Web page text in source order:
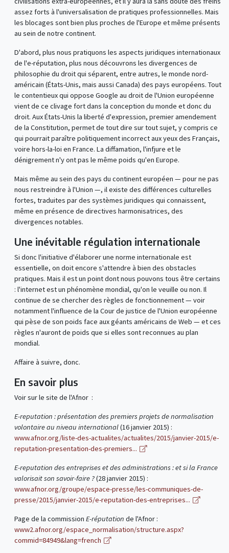
assez forts à l'universalisation de pratiques professionnelles. Mais
les blocages sont bien plus proches de l'Europe et même présents
au sein de notre continent.
D'abord, plus nous pratiquons les aspects juridiques internationaux
de l'e-réputation, plus nous découvrons les divergences de
philosophie du droit qui séparent, entre autres, le monde nord-
américain (États-Unis, mais aussi Canada) des pays européens. Tout
le contentieux qui oppose Google au droit de l'Union européenne
vient de ce clivage fort dans la conception du monde et donc du
droit. Aux États-Unis la liberté d'expression, premier amendement
de la Constitution, permet de tout dire sur tout sujet, y compris ce
qui pourrait paraître politiquement incorrect aux yeux des Français,
voire hors-la-loi en France. La diffamation, l'infjure et le
dénigrement n'y ont pas le même poids qu'en Europe.
Mais même au sein des pays du continent européen — pour ne pas
nous restreindre à l'Union —, il existe des différences culturelles
fortes, traduites par des systèmes juridiques qui connaissent,
même en présence de directives harmonisatrices, des
divergences notables.
Une inévitable régulation internationale
Si donc l'initiative d'élaborer une norme internationale est
essentielle, on doit encore s'attendre à bien des obstacles
pratiques. Mais il est un point dont nous pouvons tous être certains
: l'internet est un phénomène mondial, qu'on le veuille ou non. Il
continue de se chercher des règles de fonctionnement — voir
notamment l'influence de la Cour de justice de l'Union européenne
qui pèse de son poids face aux géants américains de Web — et ces
règles n'auront de poids que si elles sont reconnues au plan
mondial.
Affaire à suivre, donc.
En savoir plus
Voir sur le site de l'Afnor :
E-reputation : présentation des premiers projets de normalisation
volontaire au niveau international(16 janvier 2015) :
www.afnor.org/liste-des-actualites/actualites/2015/janvier-2015/e-
reputation-presentation-des-premiers...
E-reputation des entreprises et des administrations : et si la France
valorisait son savoir-faire ?(28 janvier 2015) :
www.afnor.org/groupe/espace-presse/les-communiques-de-
presse/2015/janvier-2015/e-reputation-des-entreprises...
Page de la commission E-réputation de l'Afnor :
www2.afnor.org/espace_normalisation/structure.aspx?
commid=84949&lang=french